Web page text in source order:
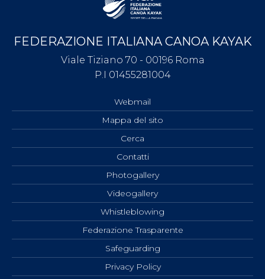
FEDERAZIONE ITALIANA CANOA KAYAK
Viale Tiziano 70 - 00196 Roma
P.I 01455281004
Webmail
Mappa del sito
Cerca
Contatti
Photogallery
Videogallery
Whistleblowing
Federazione Trasparente
Safeguarding
Privacy Policy